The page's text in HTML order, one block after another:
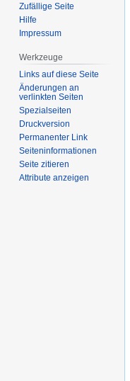
Zufällige Seite
Hilfe
Impressum
Werkzeuge
Links auf diese Seite
Änderungen an
verlinkten Seiten
Spezialseiten
Druckversion
Permanenter Link
Seiten­­informationen
Seite zitieren
Attribute anzeigen